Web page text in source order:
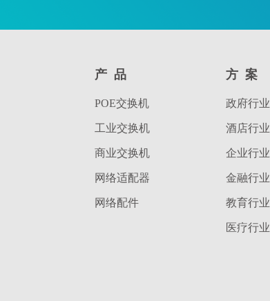
产品
POE交换机
工业交换机
商业交换机
网络适配器
网络配件
方案
政府行业
酒店行业
企业行业
金融行业
教育行业
医疗行业